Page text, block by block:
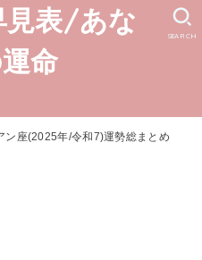
見表/あな
命
SEARCH
ン座(2025年/令和7)運勢総まとめ